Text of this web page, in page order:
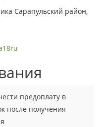
Сарапульский район,
предоплату в
после получения